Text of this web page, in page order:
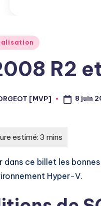
R2
[MVP] 8 juin
dans ce billet les
Hyper-V.